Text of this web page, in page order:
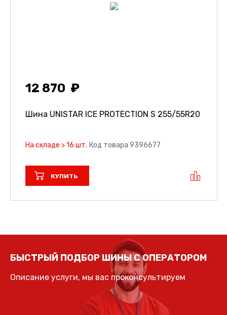
12 870
Шина UNISTAR ICE PROTECTION S 255/55R20
На складе > 16 шт. Код товара 9396677
КУПИТЬ
БЫСТРЫЙ ПОДБОР ШИНЫ С ОПЕРАТОРОМ
Описание услуги, мы вас проконсультируем